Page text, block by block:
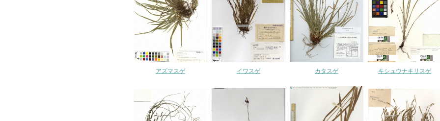
アズマスゲ イワスゲ カタスゲ キシュウナキリスゲ